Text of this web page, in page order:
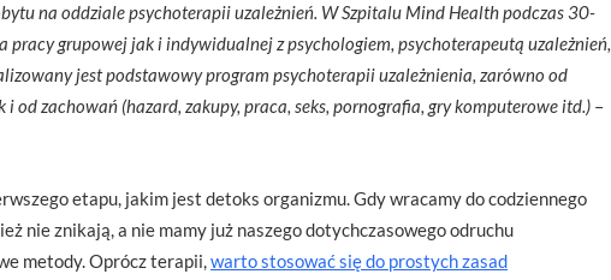
na oddziale psychoterapii uzależnień. W Szpitalu Mind Health podczas 30-
grupowej jak i indywidualnej z psychologiem, psychoterapeutą uzależnień,
jest podstawowy program psychoterapii uzależnienia, zarówno od
zachowań (hazard, zakupy, praca, seks, pornografia, gry komputerowe itd.) –
etapu, jakim jest detoks organizmu. Gdy wracamy do codziennego
nie znikają, a nie mamy już naszego dotychczasowego odruchu
metody. Oprócz terapii,warto stosować się do prostych zasad